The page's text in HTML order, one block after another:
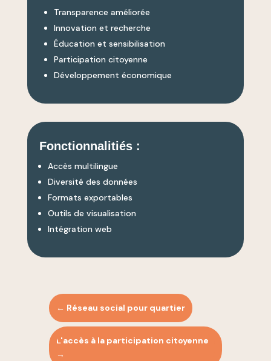
Transparence améliorée
Innovation et recherche
Éducation et sensibilisation
Participation citoyenne
Développement économique
Fonctionnalitiés :
Accès multilingue
Diversité des données
Formats exportables
Outils de visualisation
Intégration web
← Réseau social pour quartier
L'accès à la participation citoyenne
→